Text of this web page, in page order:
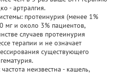
- артралгия.
протеинурия (менее 1%
мг и около 3% пациентов,
случаев протеинурия
терапии и не означает
существующего
неизвестна - кашель,